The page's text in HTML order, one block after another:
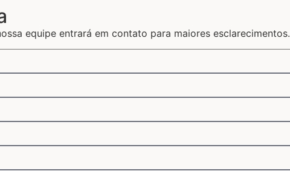
equipe entrará em contato para maiores esclarecimentos.